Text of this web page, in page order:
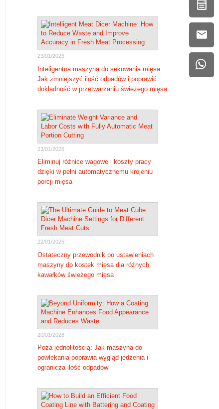
23/01/2026
Inteligentna maszyna do sekowania mięsa:
Jak zmniejszyć ilość odpadów i poprawić
dokładność w przetwarzaniu świeżego mięsa
23/01/2026
Eliminuj różnice wagowe i koszty pracy
dzięki w pełni automatycznemu krojeniu
porcji mięsa
22/01/2026
Ostateczny przewodnik po ustawieniach
maszyny do kostek mięsa dla różnych
kawałków świeżego mięsa
20/01/2026
Poza jednolitością: Jak maszyna do
powlekania poprawia wygląd jedzenia i
ogranicza ilość odpadów